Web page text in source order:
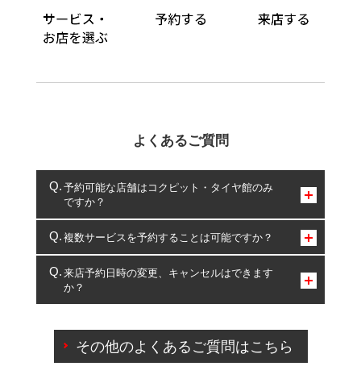
よくあるご質問
予約可能な店舗はコクピット・タイヤ館のみ
ですか？
コクピット・タイヤ館のみとなります。
複数サービスを予約することは可能ですか？
複数サービスのご予約は可能です。
一部の商品・サービスの組み合わせに限り、同時にご予約が
出来ないものもございます。
来店予約日時の変更、キャンセルはできます
か？
ご来店予約日の3営業日前を過ぎている場合のご予約
の日時変更につきましては、直接ご予約の店舗まで
その他のよくあるご質問はこちら